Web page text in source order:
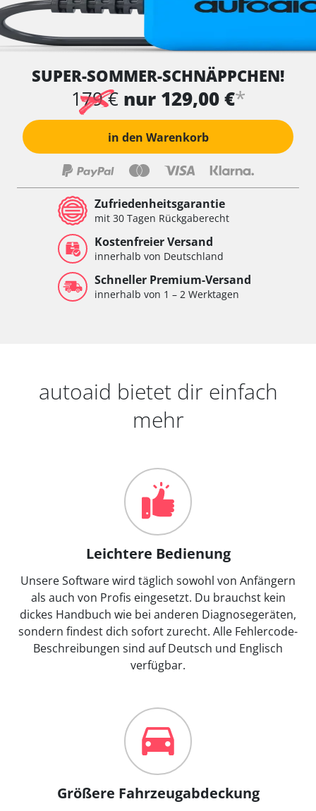
SUPER-SOMMER-SCHNÄPPCHEN!
179 € nur 129,00 €*
in den Warenkorb
Zufriedenheitsgarantie
mit 30 Tagen Rückgaberecht
Kostenfreier Versand
innerhalb von Deutschland
Schneller Premium-Versand
innerhalb von 1 – 2 Werktagen
autoaid bietet dir einfach
mehr
Leichtere Bedienung
Unsere Software wird täglich sowohl von Anfängern
als auch von Profis eingesetzt. Du brauchst kein
dickes Handbuch wie bei anderen Diagnosegeräten,
sondern findest dich sofort zurecht. Alle Fehlercode-
Beschreibungen sind auf Deutsch und Englisch
verfügbar.
Größere Fahrzeugabdeckung